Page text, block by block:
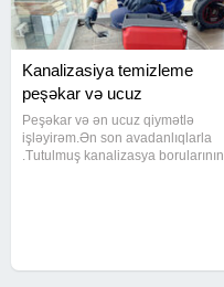
Kanalizasiya temizleme
peşəkar və ucuz
Peşəkar və ən ucuz qiymətlə
işləyirəm.Ən son avadanlıqlarla
.Tutulmuş kanalizasya borularının